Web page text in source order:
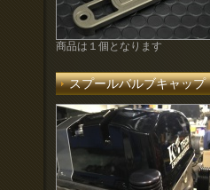
商品は１個となります
スプールバルブキャッ